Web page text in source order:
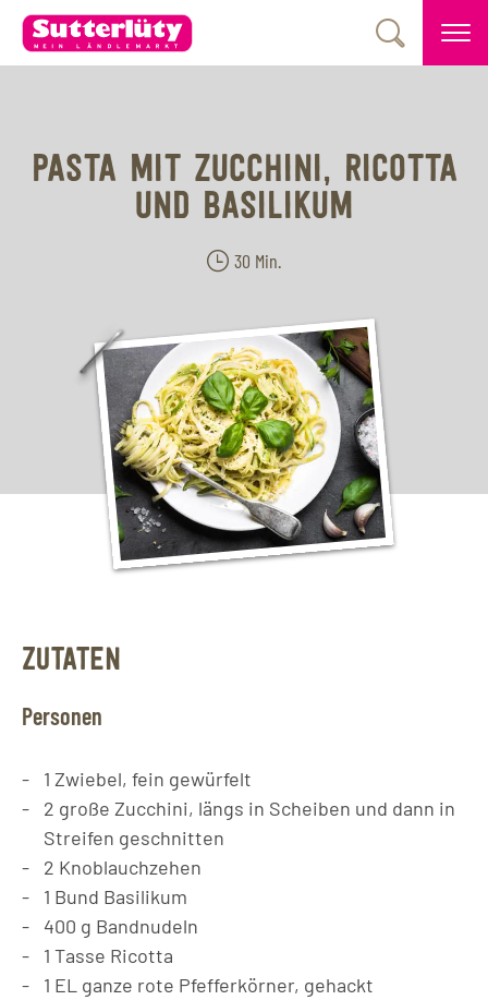
PASTA MIT ZUCCHINI, RICOTTA
UND BASILIKUM
30 Min.
ZUTATEN
Personen
1 Zwiebel, fein gewürfelt
2 große Zucchini, längs in Scheiben und dann in
Streifen geschnitten
2 Knoblauchzehen
1 Bund Basilikum
400 g Bandnudeln
1 Tasse Ricotta
1 EL ganze rote Pfefferkörner, gehackt